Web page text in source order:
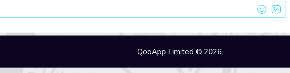
QooApp Limited © 2026